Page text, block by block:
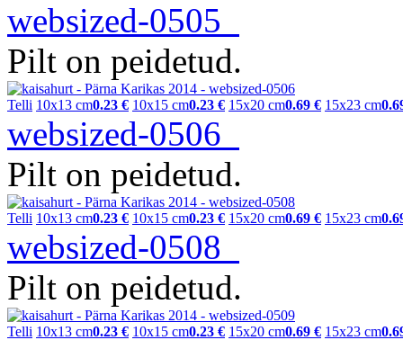
websized-0505
Pilt on peidetud.
Telli 10x13 cm0.23 € 10x15 cm0.23 € 15x20 cm0.69 € 15x23 cm
websized-0506
Pilt on peidetud.
Telli 10x13 cm0.23 € 10x15 cm0.23 € 15x20 cm0.69 € 15x23 cm
websized-0508
Pilt on peidetud.
Telli 10x13 cm0.23 € 10x15 cm0.23 € 15x20 cm0.69 € 15x23 cm